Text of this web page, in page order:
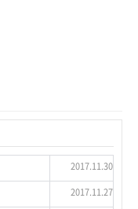
2017.11.30
2017.11.27